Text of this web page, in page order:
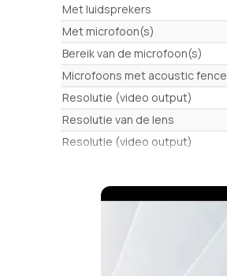
Met luidsprekers
Met microfoon(s)
Bereik van de microfoon(s)
Microfoons met acoustic fence
Resolutie (video output)
Resolutie van de lens
Resolutie (video output)
Gezichtsveld (range)